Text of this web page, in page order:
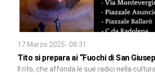
17 Marzo 2025- 08:31
Tito si prepara ai “Fuochi di San
Il rito, che affonda le sue radici nella